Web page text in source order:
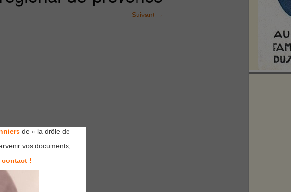
Suivant →
de « la drôle de
vos documents,
contact !